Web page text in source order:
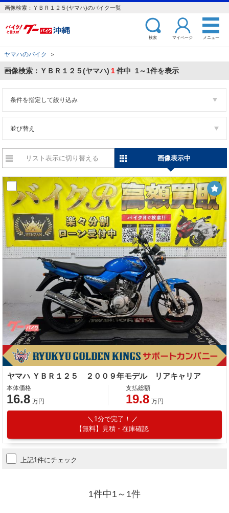
画像検索：ＹＢＲ１２５(ヤマハ)のバイク一覧
検索 マイページ メニュー
ヤマハのバイク ＞
画像検索：ＹＢＲ１２５(ヤマハ) 1件中 1～1件を表示
条件を指定して絞り込み
並び替え
リスト表示に切り替える 画像表示中
ヤマハ ＹＢＲ１２５ ２００９年モデル リアキャリア
本体価格
16.8 万円
支払総額
19.8 万円
1分で完了！
【無料】見積・在庫確認
上記1件にチェック
1件中1～1件